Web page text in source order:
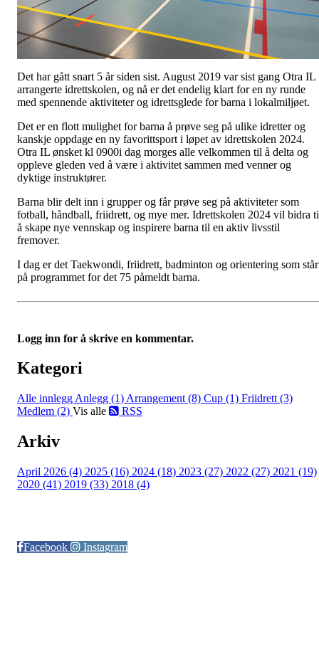
Det har gått snart 5 år siden sist. August 2019 var sist gang Otra IL
arrangerte idrettskolen, og nå er det endelig klart for en ny runde
med spennende aktiviteter og idrettsglede for barna i lokalmiljøet.
Det er en flott mulighet for barna å prøve seg på ulike idretter og
kanskje oppdage en ny favorittsport i løpet av idrettskolen 2024.
Otra IL ønsket kl 0900i dag morges alle velkommen til å delta og
oppleve gleden ved å være i aktivitet sammen med venner og
dyktige instruktører.
Barna blir delt inn i grupper og får prøve seg på aktiviteter som
fotball, håndball, friidrett, og mye mer. Idrettskolen 2024 vil bidra
å skape nye vennskap og inspirere barna til en aktiv livsstil
fremover.
I dag er det Taekwondi, friidrett, badminton og orientering som står
på programmet for det 75 påmeldt barna.
Logg inn for å skrive en kommentar.
Kategori
Alle innlegg Anlegg (1) Arrangement (8) Cup (1) Friidrett (3)
Medlem (2) Vis alle RSS
Arkiv
April 2026 (4) 2025 (16) 2024 (18) 2023 (27) 2022 (27) 2021 (19)
2020 (41) 2019 (33) 2018 (4)
Facebook
Instagram